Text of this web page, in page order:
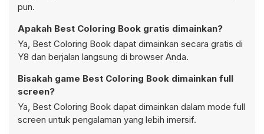
pun.
Apakah Best Coloring Book gratis dimainkan?
Ya, Best Coloring Book dapat dimainkan secara gratis di
Y8 dan berjalan langsung di browser Anda.
Bisakah game Best Coloring Book dimainkan full
screen?
Ya, Best Coloring Book dapat dimainkan dalam mode full
screen untuk pengalaman yang lebih imersif.